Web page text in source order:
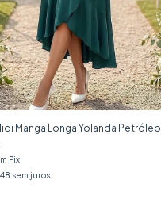
Manga Longa Yolanda Petróleo
Pix
sem juros